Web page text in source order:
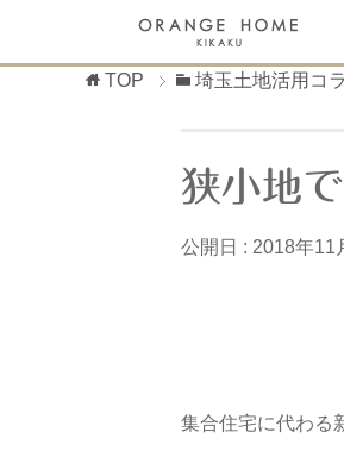
TOP 埼玉土地活用コ
狭小地
公開日 : 2018年11
集合住宅に代わる